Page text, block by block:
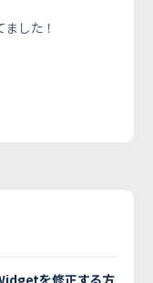
した！
を修正する方